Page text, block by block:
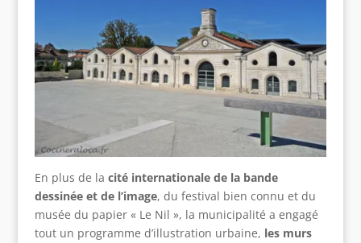
En plus de la cité internationale de la bande
dessinée et de l’image, du festival bien connu et du
musée du papier « Le Nil », la municipalité a engagé
tout un programme d’illustration urbaine, les murs